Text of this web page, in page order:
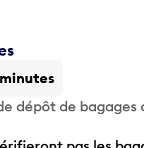
dépôt de